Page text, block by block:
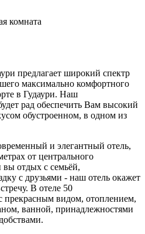
комната
предлагает широкий спектр
максимально комфортного
в Гудаури. Наш
рад обеспечить Вам высокий
обустроенном, в одном из
и элегантный отель,
от центрального
отдых с семьёй,
с друзьями - наш отель окажет
В отеле 50
прекрасным видом, отоплением,
ванной, принадлежностями